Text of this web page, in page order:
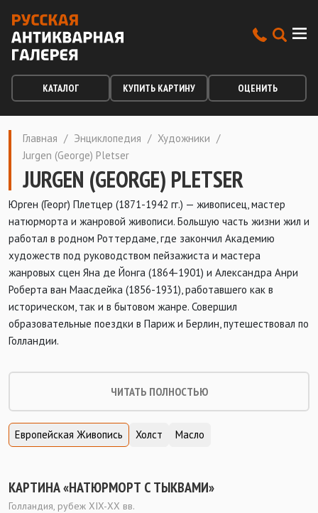
КАТАЛОГ КУПИТЬ КАРТИНУ ОЦЕНИТЬ
Главная / Энциклопедия / Художники /
Jurgen (George) Pletser
JURGEN (GEORGE) PLETSER
Юрген (Георг) Плетцер (1871-1942 гг.) — живописец, мастер
натюрморта и жанровой живописи. Большую часть жизни жил и
работал в родном Роттердаме, где закончил Академию
художеств под руководством пейзажиста и мастера
жанровых сцен Яна де Йонга (1864-1901) и Александра Анри
Роберта ван Маасдейка (1856-1931), работавшего как в
историческом, так и в бытовом жанре. Совершил
образовательные поездки в Париж и Берлин, путешествовал по
Голландии.
ЧИТАТЬ ПОЛНОСТЬЮ
Европейская Живопись Холст Масло
КАРТИНА «НАТЮРМОРТ С ТЫКВАМИ»
Голландия, рубеж XIX-ХХ вв.